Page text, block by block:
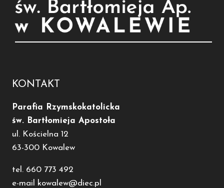
KONTAKT
Parafia Rzymskokatolicka
św. Bartłomieja Apostoła
ul. Kościelna 12
63-300 Kowalew
tel. 660 773 492
e-mail kowalew@diec.pl